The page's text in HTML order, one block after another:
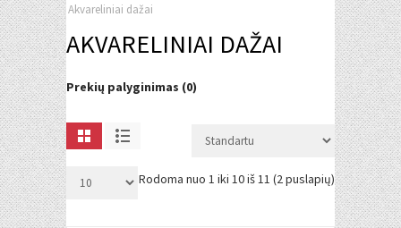
Akvareliniai dažai
AKVARELINIAI DAŽAI
Prekių palyginimas (0)
Rodoma nuo 1 iki 10 iš 11 (2 puslapių)